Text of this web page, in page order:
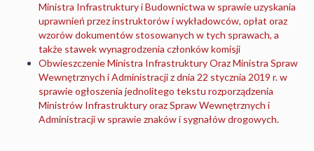
Ministra Infrastruktury i Budownictwa w sprawie uzyskania
uprawnień przez instruktorów i wykładowców, opłat oraz
wzorów dokumentów stosowanych w tych sprawach, a
także stawek wynagrodzenia członków komisji
Obwieszczenie Ministra Infrastruktury Oraz Ministra Spraw
Wewnętrznych i Administracji z dnia 22 stycznia 2019 r. w
sprawie ogłoszenia jednolitego tekstu rozporządzenia
Ministrów Infrastruktury oraz Spraw Wewnętrznych i
Administracji w sprawie znaków i sygnałów drogowych.